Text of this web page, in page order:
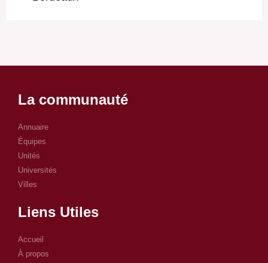
La communauté
Annuaire
Équipes
Unités
Universités
Villes
Liens Utiles
Accueil
À propos